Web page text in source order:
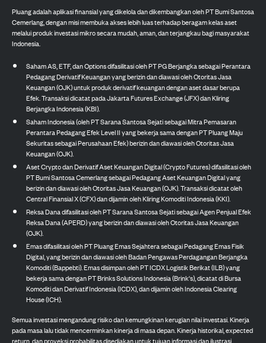
Pluang adalah aplikasi finansial yang dikelola dan dikembangkan oleh PT Bumi Santosa
Cemerlang, dengan misi membuka akses lebih luas terhadap beragam kelas aset
melalui produk investasi mikro secara mudah, aman, dan terjangkau bagi masyarakat
Indonesia.
Saham AS, ETF, dan Options difasilitasi oleh PT PG Berjangka sebagai Perantara
Pedagang Derivatif Keuangan yang berizin dan diawasi oleh Otoritas Jasa
Keuangan (OJK) untuk produk derivatif keuangan dengan aset dasar berupa
Efek. Transaksi dicatat pada Jakarta Futures Exchange (JFX) dan Kliring
Berjangka Indonesia (KBI).
Saham Indonesia (oleh PT Sarana Santosa Sejati sebagai Mitra Pemasaran
Perantara Pedagang Efek Level II yang bekerja sama dengan PT Pluang Maju
Sekuritas sebagai Perusahaan Efek) berizin dan diawasi oleh Otoritas Jasa
Keuangan (OJK).
Aset Crypto dan Derivatif Aset Keuangan Digital (Crypto Futures) difasilitasi oleh
PT Bumi Santosa Cemerlang sebagai Pedagang Aset Keuangan Digital yang
berizin dan diawasi oleh Otoritas Jasa Keuangan (OJK). Transaksi dicatat oleh
Central Finansial X (CFX) dan dijamin oleh Kliring Komoditi Indonesia (KKI).
Reksa Dana difasilitasi oleh PT Sarana Santosa Sejati sebagai Agen Penjual Efek
Reksa Dana (APERD) yang berizin dan diawasi oleh Otoritas Jasa Keuangan
(OJK).
Emas difasilitasi oleh PT Pluang Emas Sejahtera sebagai Pedagang Emas Fisik
Digital, yang berizin dan diawasi oleh Badan Pengawas Perdagangan Berjangka
Komoditi (Bappebti). Emas disimpan oleh PT ICDX Logistik Berikat (ILB) yang
bekerja sama dengan PT Brinks Solutions Indonesia (Brink's), dicatat di Bursa
Komoditi dan Derivatif Indonesia (ICDX), dan dijamin oleh Indonesia Clearing
House (ICH).
Semua investasi mengandung risiko dan kemungkinan kerugian nilai investasi. Kinerja
pada masa lalu tidak mencerminkan kinerja di masa depan. Kinerja historikal, expected
return, dan proyeksi probabilitas disediakan untuk tujuan informasi dan ilustrasi.